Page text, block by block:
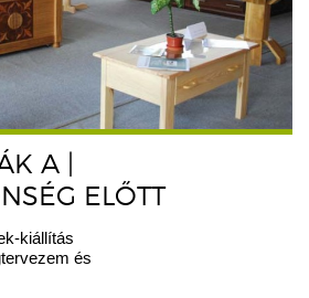
A |
ELŐTT
kiállítás
és